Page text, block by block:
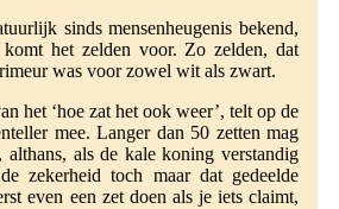
sinds mensenheugenis bekend,
het zelden voor. Zo zelden, dat
was voor zowel wit als zwart.
het ‘hoe zat het ook weer’, telt op de
mee. Langer dan 50 zetten mag
als de kale koning verstandig
zekerheid toch maar dat gedeelde
even een zet doen als je iets claimt,